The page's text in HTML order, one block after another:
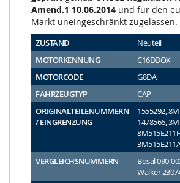
Amend.1 10.06.2014 und für den
Markt uneingeschränkt zugelassen.
ZUSTAND
Neuteil
MOTORKENNUNG
C16DDOX
MOTORCODE
G8DA
FAHRZEUGTYP
CAP
ORIGINALTEILENUMMERN
/ EINGRENZUNG
1555292,
1478566,
VERGLEICHSNUMMERN
Bosal 090-
Walker